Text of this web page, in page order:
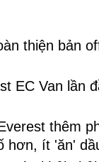
thiện bản
EC Van lần
thêm
hơn, ít 'ăn'